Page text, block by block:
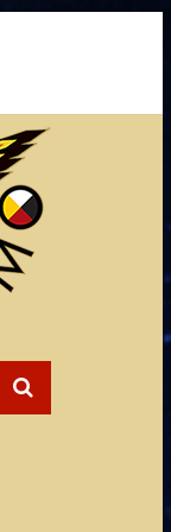
Ancestral